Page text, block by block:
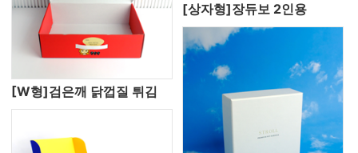
[W형]검은깨 닭껍질 튀김
[상자형]장듀보 2인용